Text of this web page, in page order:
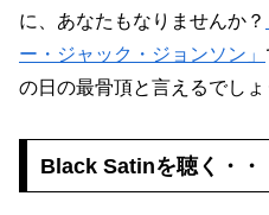
に、あなたもなりませんか？
ー・ ジャック・ジョンソン」
の日の最骨頂と言えるでしょ
Black Satinを聴く・・